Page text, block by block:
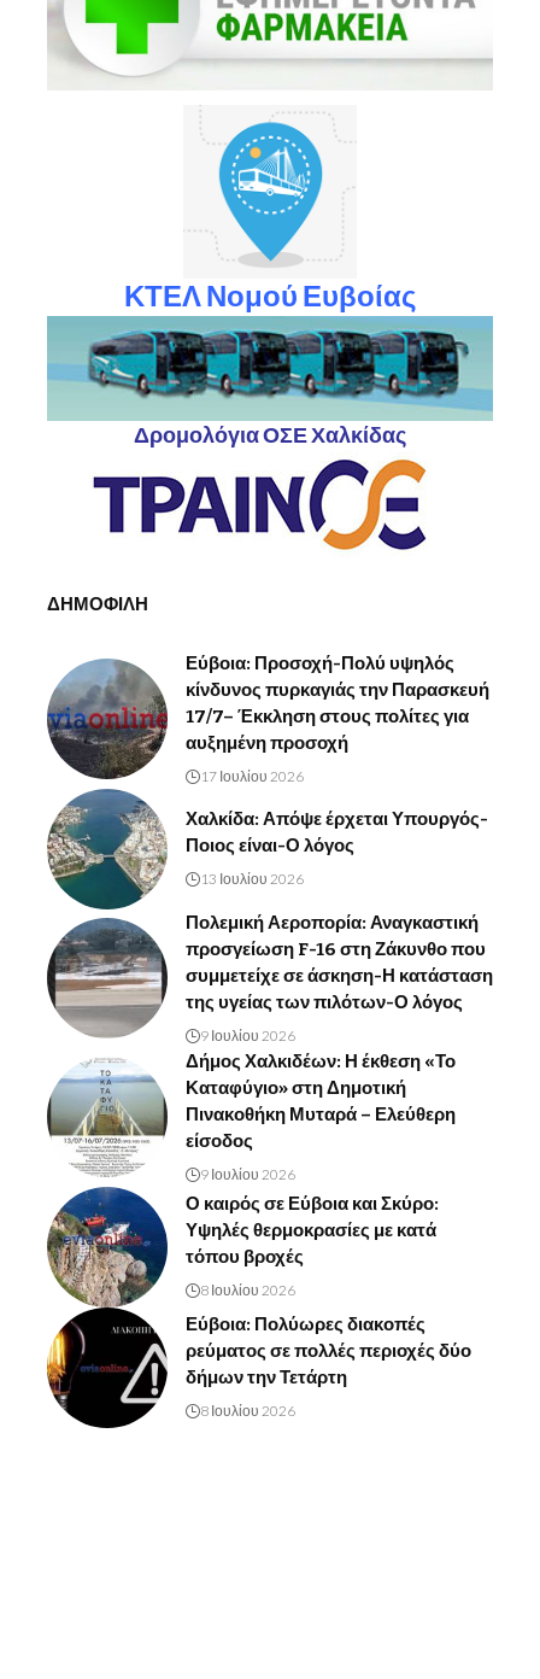
ΚΤΕΛ Νομού Ευβοίας
Δρομολόγια ΟΣΕ Χαλκίδας
ΔΗΜΟΦΙΛΗ
Εύβοια: Προσοχή-Πολύ υψηλός
κίνδυνος πυρκαγιάς την Παρασκευή
17/7– Έκκληση στους πολίτες για
αυξημένη προσοχή
17 Ιουλίου 2026
Χαλκίδα: Απόψε έρχεται Υπουργός-
Ποιος είναι-Ο λόγος
13 Ιουλίου 2026
Πολεμική Αεροπορία: Αναγκαστική
προσγείωση F-16 στη Ζάκυνθο που
συμμετείχε σε άσκηση-Η κατάσταση
της υγείας των πιλότων-Ο λόγος
9 Ιουλίου 2026
Δήμος Χαλκιδέων: Η έκθεση «Το
Καταφύγιο» στη Δημοτική
Πινακοθήκη Μυταρά – Ελεύθερη
είσοδος
9 Ιουλίου 2026
Ο καιρός σε Εύβοια και Σκύρο:
Υψηλές θερμοκρασίες με κατά
τόπου βροχές
8 Ιουλίου 2026
Εύβοια: Πολύωρες διακοπές
ρεύματος σε πολλές περιοχές δύο
δήμων την Τετάρτη
8 Ιουλίου 2026